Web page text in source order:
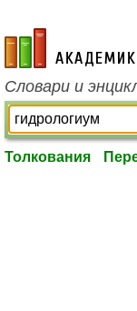
academic.ru
Словари и
Толкования